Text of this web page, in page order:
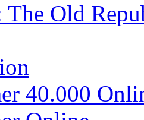
The Old
40.000